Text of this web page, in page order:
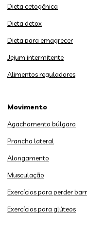
Dieta cetogênica
Dieta detox
Dieta para emagrecer
Jejum intermitente
Alimentos reguladores
Movimento
Agachamento búlgaro
Prancha lateral
Alongamento
Musculação
Exercícios para perder
Exercícios para glúteos